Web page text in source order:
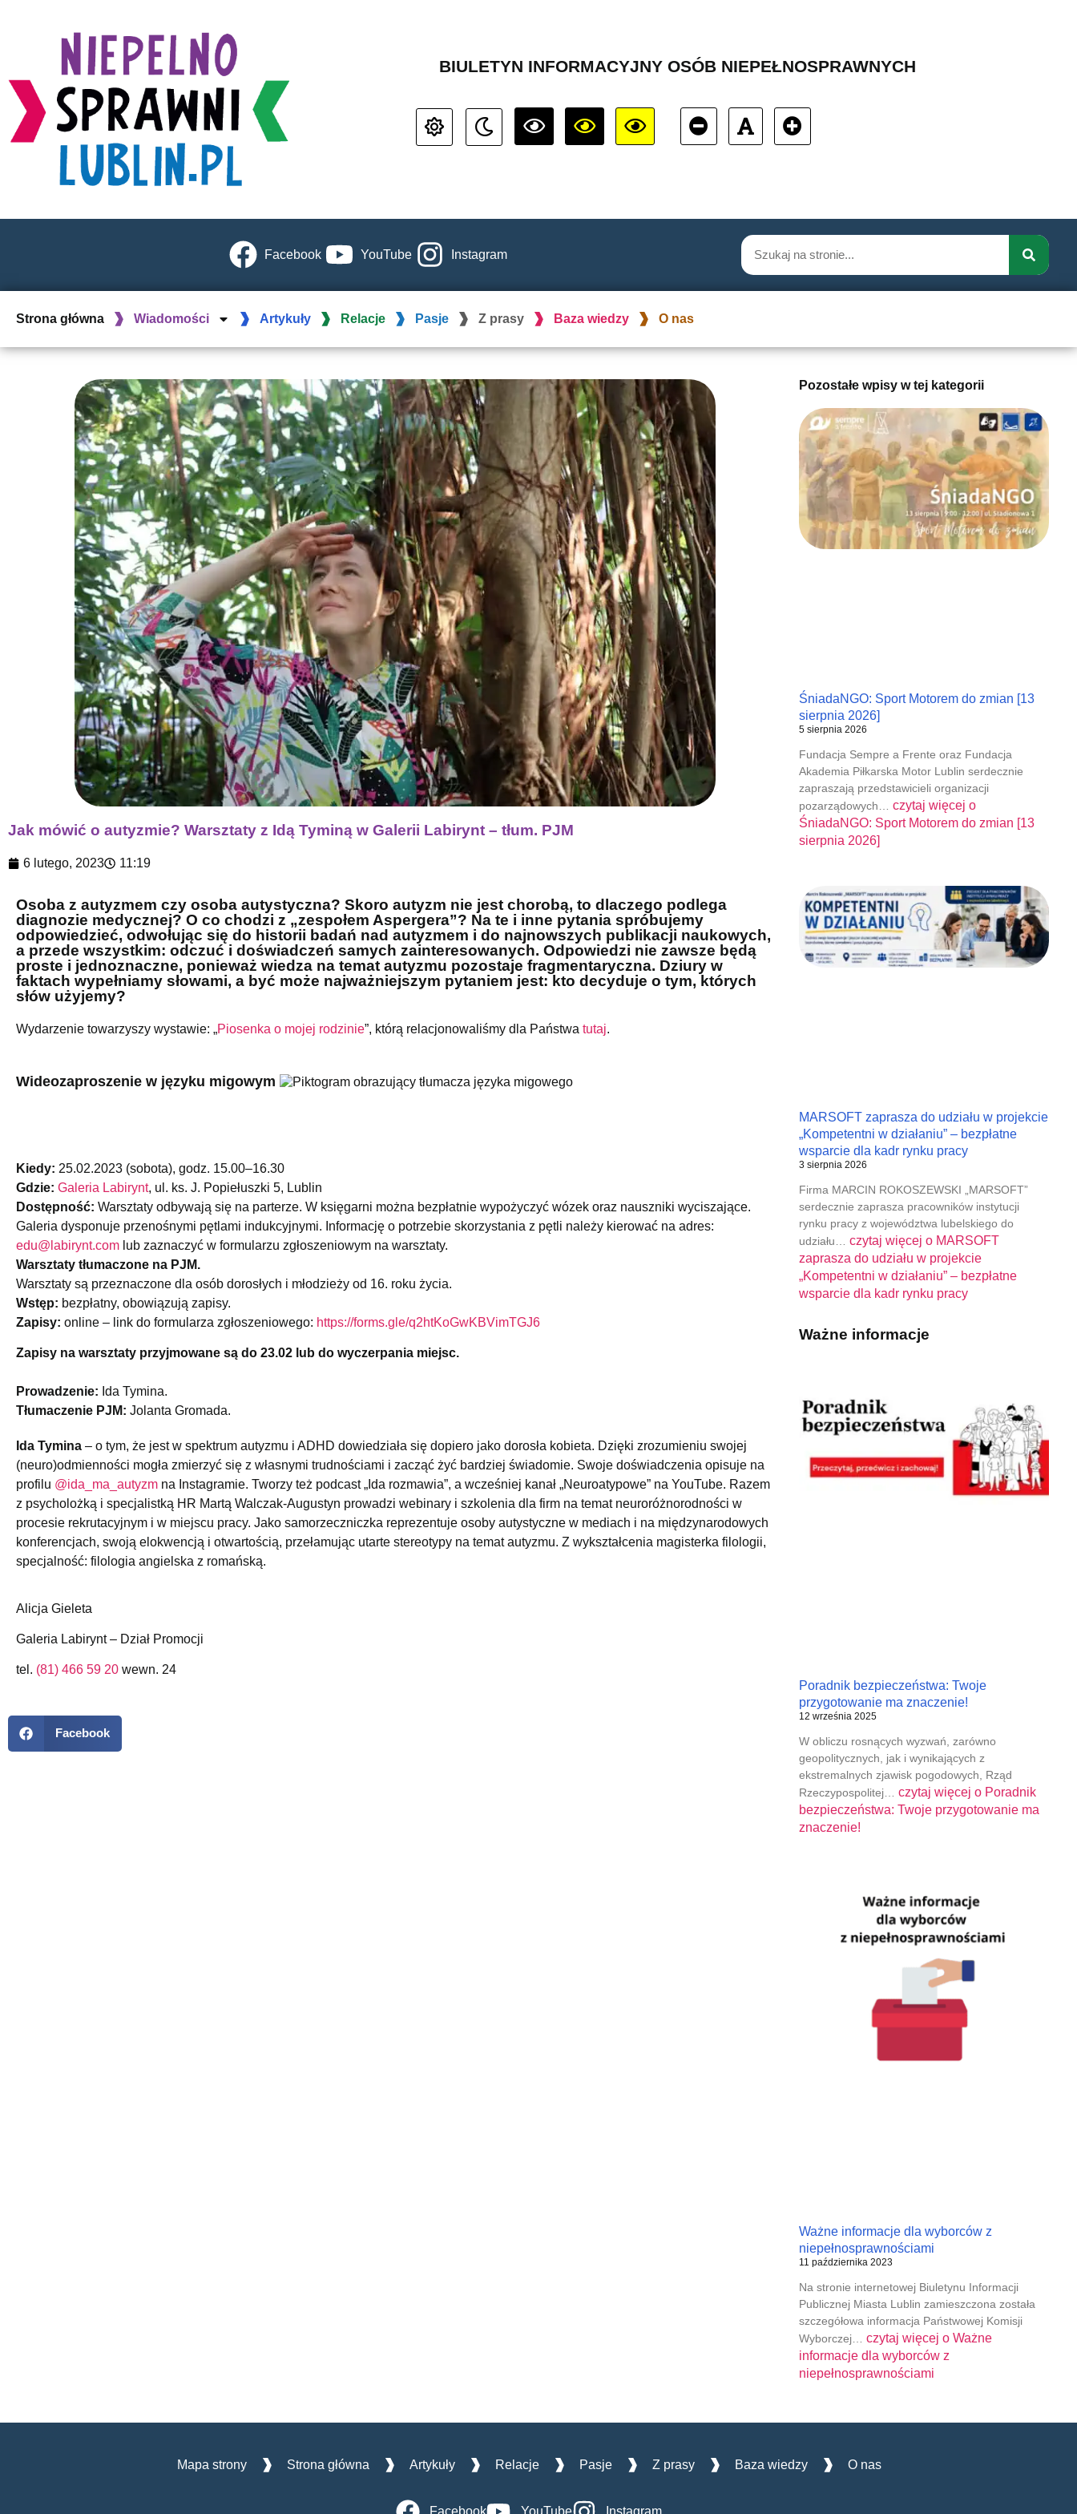
BIULETYN INFORMACYJNY OSÓB NIEPEŁNOSPRAWNYCH
Facebook YouTube Instagram
Strona główna Wiadomości Artykuły Relacje Pasje Z prasy Baza wiedzy O nas
Jak mówić o autyzmie? Warsztaty z Idą Tyminą w Galerii Labirynt – tłum. PJM
6 lutego, 2023 11:19
Osoba z autyzmem czy osoba autystyczna? Skoro autyzm nie jest chorobą, to dlaczego podlega
diagnozie medycznej? O co chodzi z „zespołem Aspergera”? Na te i inne pytania spróbujemy
odpowiedzieć, odwołując się do historii badań nad autyzmem i do najnowszych publikacji naukowych,
a przede wszystkim: odczuć i doświadczeń samych zainteresowanych. Odpowiedzi nie zawsze będą
proste i jednoznaczne, ponieważ wiedza na temat autyzmu pozostaje fragmentaryczna. Dziury w
faktach wypełniamy słowami, a być może najważniejszym pytaniem jest: kto decyduje o tym, których
słów użyjemy?
Wydarzenie towarzyszy wystawie: „Piosenka o mojej rodzinie”, którą relacjonowaliśmy dla Państwa tutaj.
Wideozaproszenie w języku migowym
Kiedy: 25.02.2023 (sobota), godz. 15.00–16.30
Gdzie: Galeria Labirynt, ul. ks. J. Popiełuszki 5, Lublin
Dostępność: Warsztaty odbywają się na parterze. W księgarni można bezpłatnie wypożyczyć wózek oraz nauszniki wyciszające.
Galeria dysponuje przenośnymi pętlami indukcyjnymi. Informację o potrzebie skorzystania z pętli należy kierować na adres:
edu@labirynt.com lub zaznaczyć w formularzu zgłoszeniowym na warsztaty.
Warsztaty tłumaczone na PJM.
Warsztaty są przeznaczone dla osób dorosłych i młodzieży od 16. roku życia.
Wstęp: bezpłatny, obowiązują zapisy.
Zapisy: online – link do formularza zgłoszeniowego: https://forms.gle/q2htKoGwKBVimTGJ6
Zapisy na warsztaty przyjmowane są do 23.02 lub do wyczerpania miejsc.
Prowadzenie: Ida Tymina.
Tłumaczenie PJM: Jolanta Gromada.
Ida Tymina – o tym, że jest w spektrum autyzmu i ADHD dowiedziała się dopiero jako dorosła kobieta. Dzięki zrozumieniu swojej
(neuro)odmienności mogła zmierzyć się z własnymi trudnościami i zacząć żyć bardziej świadomie. Swoje doświadczenia opisuje na
profilu @ida_ma_autyzm na Instagramie. Tworzy też podcast „Ida rozmawia”, a wcześniej kanał „Neuroatypowe” na YouTube. Razem
z psycholożką i specjalistką HR Martą Walczak-Augustyn prowadzi webinary i szkolenia dla firm na temat neuroróżnorodności w
procesie rekrutacyjnym i w miejscu pracy. Jako samorzeczniczka reprezentuje osoby autystyczne w mediach i na międzynarodowych
konferencjach, swoją elokwencją i otwartością, przełamując utarte stereotypy na temat autyzmu. Z wykształcenia magisterka filologii,
specjalność: filologia angielska z romańską.
Alicja Gieleta
Galeria Labirynt – Dział Promocji
tel. (81) 466 59 20 wewn. 24
Facebook
Pozostałe wpisy w tej kategorii
ŚniadaNGO: Sport Motorem do zmian [13
sierpnia 2026]
5 sierpnia 2026
Fundacja Sempre a Frente oraz Fundacja
Akademia Piłkarska Motor Lublin serdecznie
zapraszają przedstawicieli organizacji
pozarządowych… czytaj więcej o
ŚniadaNGO: Sport Motorem do zmian [13
sierpnia 2026]
MARSOFT zaprasza do udziału w projekcie
„Kompetentni w działaniu” – bezpłatne
wsparcie dla kadr rynku pracy
3 sierpnia 2026
Firma MARCIN ROKOSZEWSKI „MARSOFT”
serdecznie zaprasza pracowników instytucji
rynku pracy z województwa lubelskiego do
udziału… czytaj więcej oMARSOFT
zaprasza do udziału w projekcie
„Kompetentni w działaniu” – bezpłatne
wsparcie dla kadr rynku pracy
Ważne informacje
Poradnik bezpieczeństwa: Twoje
przygotowanie ma znaczenie!
12 września 2025
W obliczu rosnących wyzwań, zarówno
geopolitycznych, jak i wynikających z
ekstremalnych zjawisk pogodowych, Rząd
Rzeczypospolitej… czytaj więcej oPoradnik
bezpieczeństwa: Twoje przygotowanie ma
znaczenie!
Ważne informacje dla wyborców z
niepełnosprawnościami
11 października 2023
Na stronie internetowej Biuletynu Informacji
Publicznej Miasta Lublin zamieszczona została
szczegółowa informacja Państwowej Komisji
Wyborczej… czytaj więcej oWażne
informacje dla wyborców z
niepełnosprawnościami
Mapa strony Strona główna Artykuły Relacje Pasje Z prasy Baza wiedzy O nas